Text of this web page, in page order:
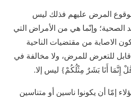
بوقوع المرض عليهم فذلك ليس
الصحية؛ وإنّما هي من الأمراض التي
الاصابة من مقتضيات الناحية
قابل للتعرض للمرض، ولا مخالفة في
إِنَّمَا أَنَا بَشَرٌ مِثْلُكُمْ} ليس إلا.
إمّا أن يكونوا ناسين أو متناسين